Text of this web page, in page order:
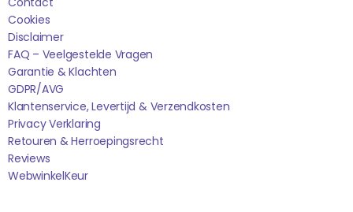
Cookies
Disclaimer
FAQ – Veelgestelde Vragen
Garantie & Klachten
GDPR/AVG
Klantenservice, Levertijd & Verzendkosten
Privacy Verklaring
Retouren & Herroepingsrecht
Reviews
WebwinkelKEur